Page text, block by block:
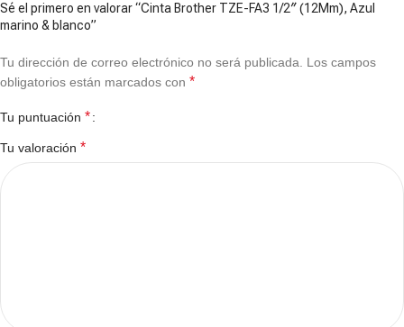
Sé el primero en valorar “Cinta Brother TZE-FA3 1/2″ (12Mm), Azul
marino & blanco”
Tu dirección de correo electrónico no será publicada.
Los campos
obligatorios están marcados con *
Tu puntuación *
Tu valoración *